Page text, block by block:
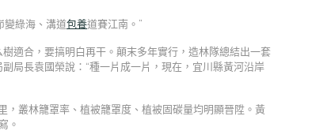
變綠海、溝道包養道賽江南。”
適合，要搞明白再干。顛末多年實行，造林隊總結出一套
局長袁國榮說：“種一片成一片，現在，宜川縣黃河沿岸
叢林籠罩率、植被籠罩度、植被固碳量均明顯晉陞。黃
。